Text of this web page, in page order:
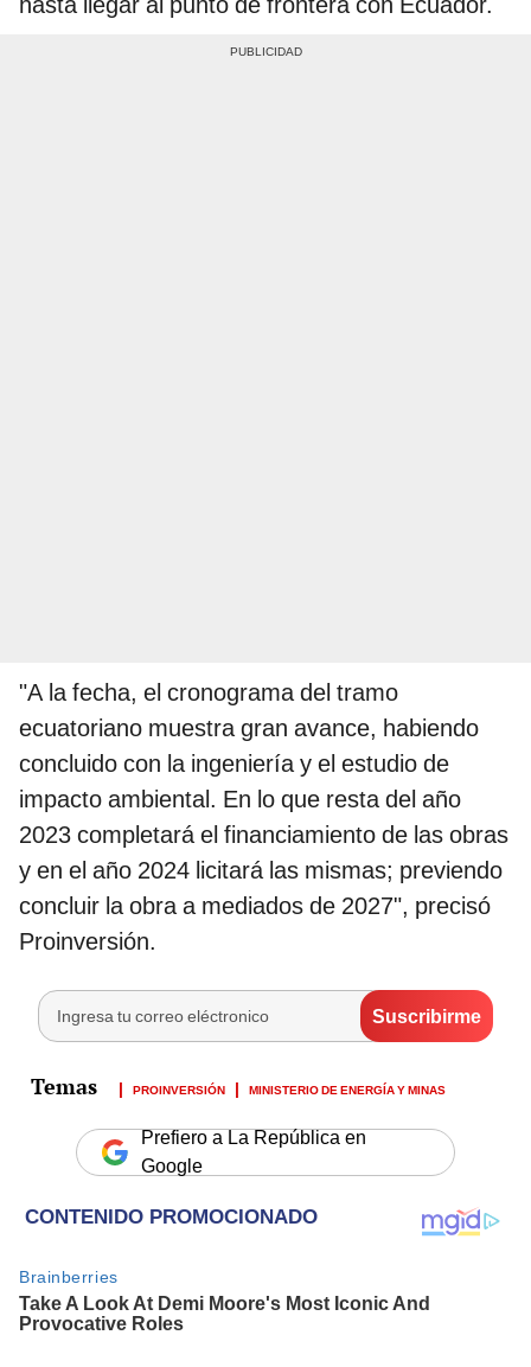
"A la fecha, el cronograma del tramo
ecuatoriano muestra gran avance, habiendo
concluido con la ingeniería y el estudio de
impacto ambiental. En lo que resta del año
2023 completará el financiamiento de las obras
y en el año 2024 licitará las mismas; previendo
concluir la obra a mediados de 2027", precisó
Proinversión.
PROINVERSIÓN MINISTERIO DE ENERGÍA Y MINAS
Prefiero a La República en
Google